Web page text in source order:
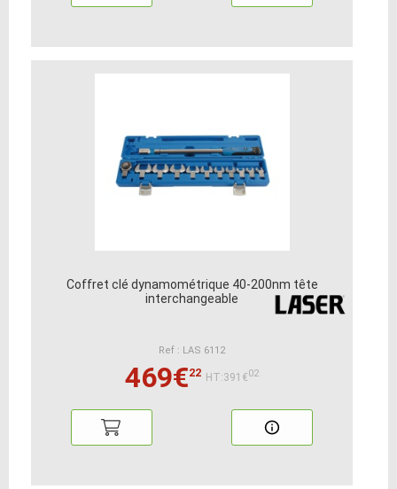
Coffret clé dynamométrique 40-200nm tête
interchangeable
Ref : LAS 6112
469€22 HT:391€02